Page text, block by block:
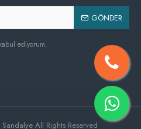
GÖNDER
ediyorum.
All Rights Reserved